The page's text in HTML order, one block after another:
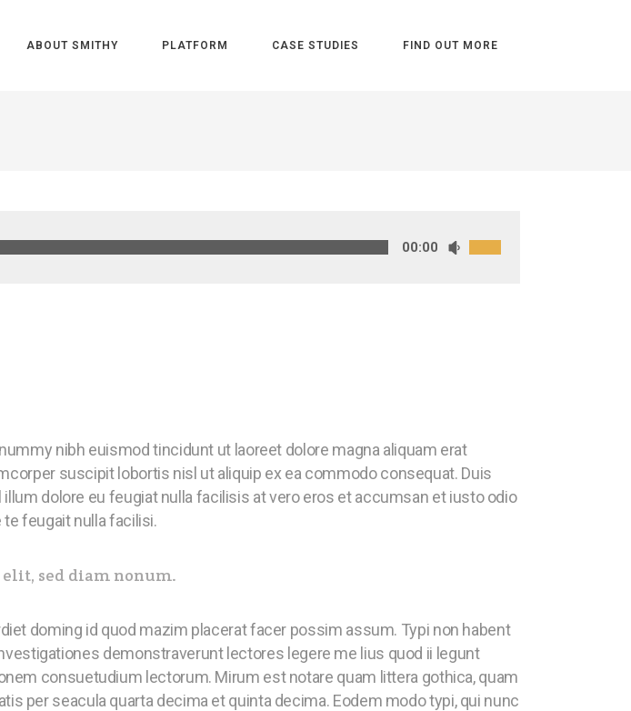
ABOUT SMITHY PLATFORM CASE STUDIES FIND OUT MORE
00:00
nibh euismod tincidunt ut laoreet dolore magna aliquam erat
suscipit lobortis nisl ut aliquip ex ea commodo consequat. Duis
dolore eu feugiat nulla facilisis at vero eros et accumsan et iusto odio
feugait nulla facilisi.
sed diam nonum.
doming id quod mazim placerat facer possim assum. Typi non habent
demonstraverunt lectores legere me lius quod ii legunt
consuetudium lectorum. Mirum est notare quam littera gothica, quam
per seacula quarta decima et quinta decima. Eodem modo typi, qui nunc